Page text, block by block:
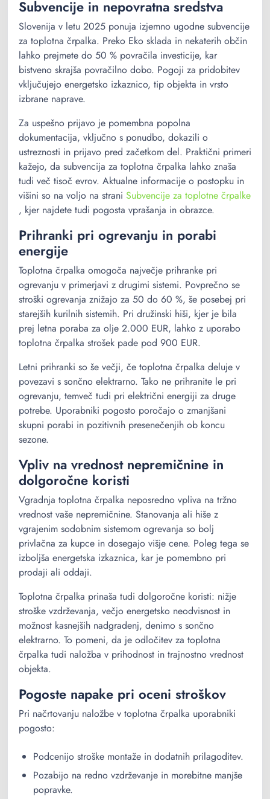
Subvencije in nepovratna sredstva
Slovenija v letu 2025 ponuja izjemno ugodne subvencije
za toplotna črpalka. Preko Eko sklada in nekaterih občin
lahko prejmete do 50 % povračila investicije, kar
bistveno skrajša povračilno dobo. Pogoji za pridobitev
vključujejo energetsko izkaznico, tip objekta in vrsto
izbrane naprave.
Za uspešno prijavo je pomembna popolna
dokumentacija, vključno s ponudbo, dokazili o
ustreznosti in prijavo pred začetkom del. Praktični primeri
kažejo, da subvencija za toplotna črpalka lahko znaša
tudi več tisoč evrov. Aktualne informacije o postopku in
višini so na voljo na strani Subvencije za toplotne črpalke
, kjer najdete tudi pogosta vprašanja in obrazce.
Prihranki pri ogrevanju in porabi
energije
Toplotna črpalka omogoča največje prihranke pri
ogrevanju v primerjavi z drugimi sistemi. Povprečno se
stroški ogrevanja znižajo za 50 do 60 %, še posebej pri
starejših kurilnih sistemih. Pri družinski hiši, kjer je bila
prej letna poraba za olje 2.000 EUR, lahko z uporabo
toplotna črpalka strošek pade pod 900 EUR.
Letni prihranki so še večji, če toplotna črpalka deluje v
povezavi s sončno elektrarno. Tako ne prihranite le pri
ogrevanju, temveč tudi pri električni energiji za druge
potrebe. Uporabniki pogosto poročajo o zmanjšani
skupni porabi in pozitivnih presenečenjih ob koncu
sezone.
Vpliv na vrednost nepremičnine in
dolgoročne koristi
Vgradnja toplotna črpalka neposredno vpliva na tržno
vrednost vaše nepremičnine. Stanovanja ali hiše z
vgrajenim sodobnim sistemom ogrevanja so bolj
privlačna za kupce in dosegajo višje cene. Poleg tega se
izboljša energetska izkaznica, kar je pomembno pri
prodaji ali oddaji.
Toplotna črpalka prinaša tudi dolgoročne koristi: nižje
stroške vzdrževanja, večjo energetsko neodvisnost in
možnost kasnejših nadgradenj, denimo s sončno
elektrarno. To pomeni, da je odločitev za toplotna
črpalka tudi naložba v prihodnost in trajnostno vrednost
objekta.
Pogoste napake pri oceni stroškov
Pri načrtovanju naložbe v toplotna črpalka uporabniki
pogosto:
Podcenijo stroške montaže in dodatnih prilagoditev.
Pozabijo na redno vzdrževanje in morebitne manjše
popravke.